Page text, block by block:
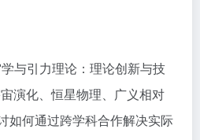
与引力理论：理论创新与技
演化、恒星物理、广义相对
如何通过跨学科合作解决实际